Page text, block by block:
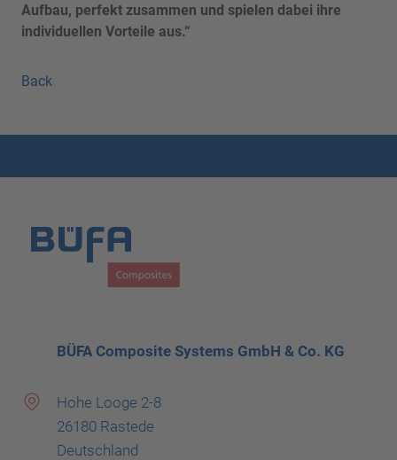
Aufbau, perfekt zusammen und spielen dabei ihre
individuellen Vorteile aus.“
Back
BÜFA Composite Systems GmbH & Co. KG
Hohe Looge 2-8
26180 Rastede
Deutschland